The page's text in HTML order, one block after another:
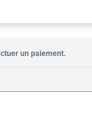
un paiement.